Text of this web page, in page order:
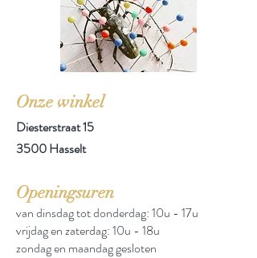
Onze winkel
Diesterstraat 15
3500 Hasselt
Openingsuren
van dinsdag tot donderdag: 10u - 17u
vrijdag en zaterdag: 10u - 18u
zondag en maandag gesloten